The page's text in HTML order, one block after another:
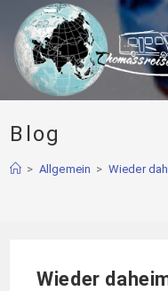
Blog
> Allgemein > Wieder
Wieder